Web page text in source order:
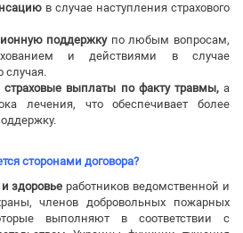
в случае наступления страхового
поддержкупо любым вопросам,
и действиями в случае
случая.
страховые выплаты по факту травмы,а
лечения, что обеспечивает более
сторонами договора?
здоровье работников ведомственной и
членов добровольных пожарных
выполняют в соответствии с